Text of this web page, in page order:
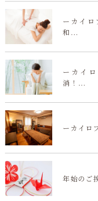
ーカイロ
和...
ーカイ
消！...
ーカイロ
年始のご